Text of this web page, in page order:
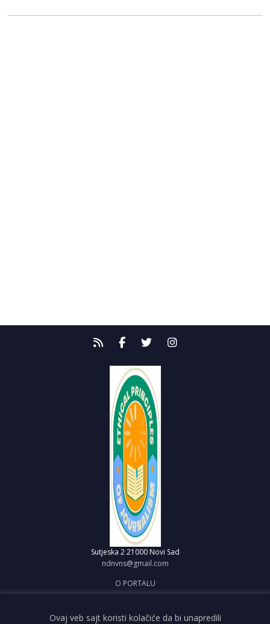
Sutjeska 2 21000 Novi Sad
ndnvns@gmail.com
O PORTALU
OBJAVI VEST
Ovaj veb sajt koristi kolačiće da bi unapredili